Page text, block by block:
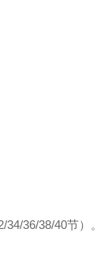
36/38/40节）。